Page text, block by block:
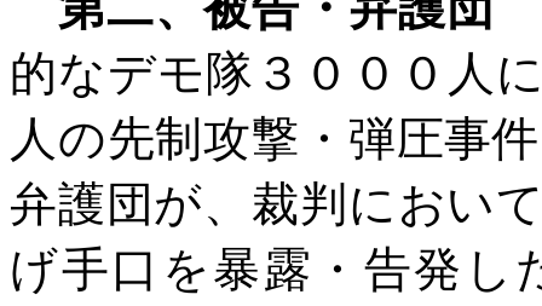
的なデモ隊３０００人
人の先制攻撃・弾圧事
弁護団が、裁判におい
げ手口を暴露・告発し